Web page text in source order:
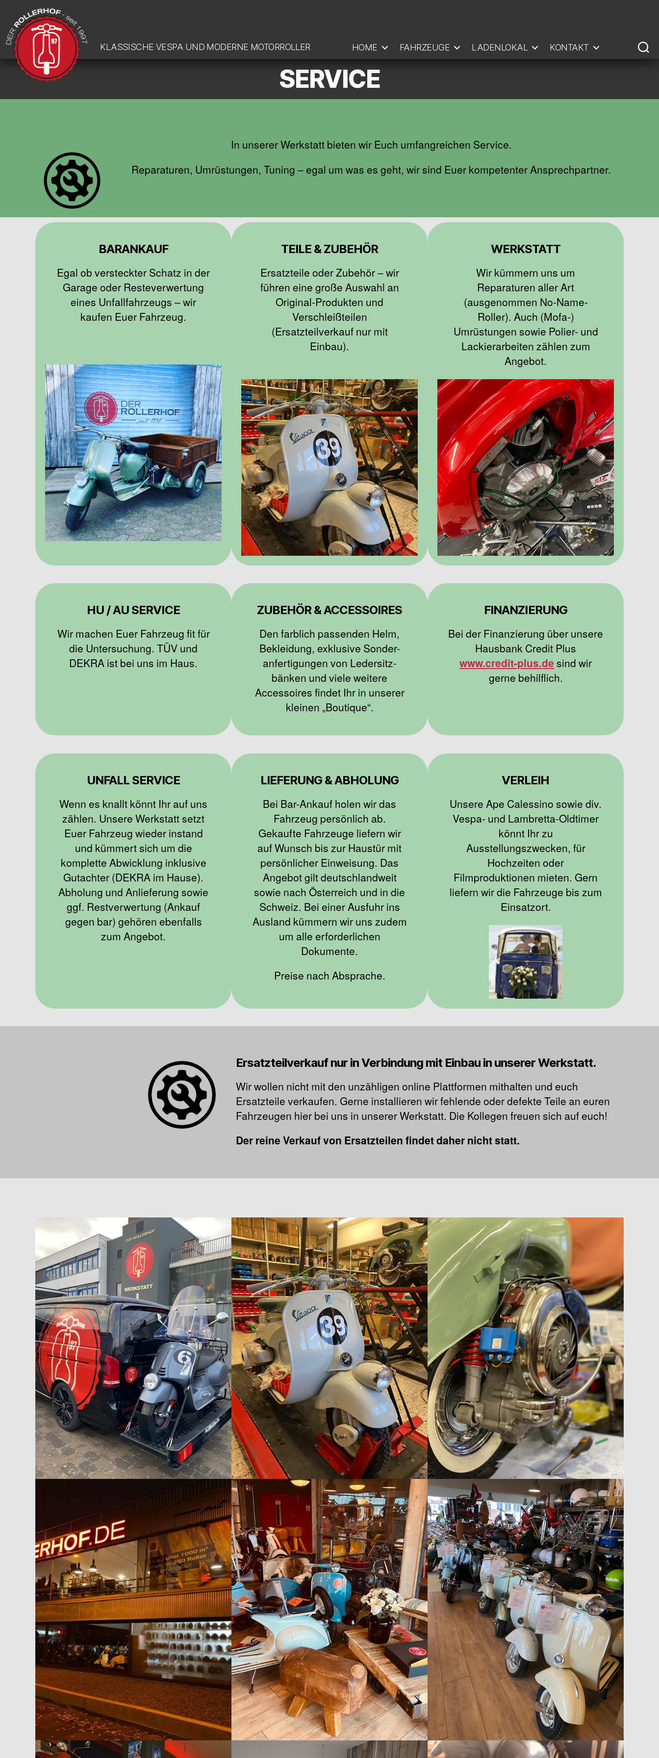
ROLLERHOF
KLASSISCHE VESPA UND MODERNE MOTORROLLER HOME FAHRZEUGE LADENLOKAL KONTAKT
SERVICE
In unserer Werkstatt bieten wir Euch umfangreichen Service.
Reparaturen, Umrüstungen, Tuning – egal um was es geht, wir sind Euer kompetenter Ansprechpartner.
BARANKAUF
Egal ob versteckter Schatz in der
Garage oder Resteverwertung
eines Unfallfahrzeugs – wir
kaufen Euer Fahrzeug.
TEILE & ZUBEHÖR
Ersatzteile oder Zubehör – wir
führen eine große Auswahl an
Original-Produkten und
Verschleißteilen
(Ersatzteilverkauf nur mit
Einbau).
WERKSTATT
Wir kümmern uns um
Reparaturen aller Art
(ausgenommen No-Name-
Roller). Auch (Mofa-)
Umrüstungen sowie Polier- und
Lackierarbeiten zählen zum
Angebot.
HU / AU SERVICE
Wir machen Euer Fahrzeug fit für
die Untersuchung. TÜV und
DEKRA ist bei uns im Haus.
ZUBEHÖR & ACCESSOIRES
Den farblich passenden Helm,
Bekleidung, exklusive Sonder-
anfertigungen von Ledersitz-
bänken und viele weitere
Accessoires findet Ihr in unserer
kleinen „Boutique“.
FINANZIERUNG
Bei der Finanzierung über unsere
Hausbank Credit Plus
www.credit-plus.de sind wir
gerne behilflich.
UNFALL SERVICE
Wenn es knallt könnt Ihr auf uns
zählen. Unsere Werkstatt setzt
Euer Fahrzeug wieder instand
und kümmert sich um die
komplette Abwicklung inklusive
Gutachter (DEKRA im Hause).
Abholung und Anlieferung sowie
ggf. Restverwertung (Ankauf
gegen bar) gehören ebenfalls
zum Angebot.
LIEFERUNG & ABHOLUNG
Bei Bar-Ankauf holen wir das
Fahrzeug persönlich ab.
Gekaufte Fahrzeuge liefern wir
auf Wunsch bis zur Haustür mit
persönlicher Einweisung. Das
Angebot gilt deutschlandweit
sowie nach Österreich und in die
Schweiz. Bei einer Ausfuhr ins
Ausland kümmern wir uns zudem
um alle erforderlichen
Dokumente.
Preise nach Absprache.
VERLEIH
Unsere Ape Calessino sowie div.
Vespa- und Lambretta-Oldtimer
könnt Ihr zu
Ausstellungszwecken, für
Hochzeiten oder
Filmproduktionen mieten. Gern
liefern wir die Fahrzeuge bis zum
Einsatzort.
Ersatzteilverkauf nur in Verbindung mit Einbau in unserer Werkstatt.
Wir wollen nicht mit den unzähligen online Plattformen mithalten und euch
Ersatzteile verkaufen. Gerne installieren wir fehlende oder defekte Teile an euren
Fahrzeugen hier bei uns in unserer Werkstatt. Die Kollegen freuen sich auf euch!
Der reine Verkauf von Ersatzteilen findet daher nicht statt.